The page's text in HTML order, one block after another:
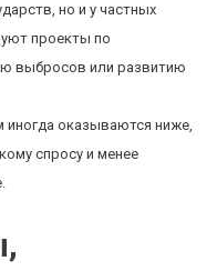
но и у частных
проекты по
выбросов или развитию
иногда оказываются ниже,
спросу и менее